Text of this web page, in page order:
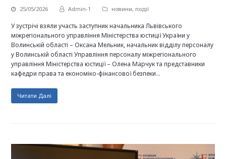
25/05/2026 Admin-1 новини, події
У зустрічі взяли участь заступник начальника Львівського
міжрегіонального управління Міністерства юстиції України у
Волинській області – Оксана Мельник, начальник відділу персоналу
у Волинській області Управління персоналу міжрегіонального
управління Міністерства юстиції – Олена Марчук та представники
кафедри права та економіко-фінансової безпеки…
Читати Далі